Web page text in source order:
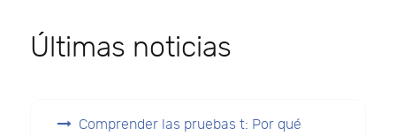
Últimas noticias
Comprender las pruebas t: Por qué